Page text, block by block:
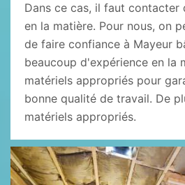
Dans ce cas, il faut contacter
en la matière. Pour nous, on
de faire confiance à Mayeur
beaucoup d'expérience en la
matériels appropriés pour
bonne qualité de travail. De
matériels appropriés.